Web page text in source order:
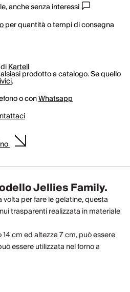
anche senza interessi
per quantità o tempi di consegna
diKartell
prodotto a catalogo. Se quello
.
o conWhatsapp
Jellies Family.
per fare le gelatine, questa
trasparenti realizzata in materiale
cm ed altezza 7 cm, può essere
essere utilizzata nel forno a